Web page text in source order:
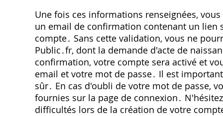
Une fois ces informations renseignées,
un email de confirmation contenant un lien
compte․ Sans cette validation, vous ne
Public․fr, dont la demande d'acte de
confirmation, votre compte sera activé et
email et votre mot de passe․ Il est
sûr․ En cas d'oubli de votre mot de passe,
fournies sur la page de connexion․
difficultés lors de la création de votre